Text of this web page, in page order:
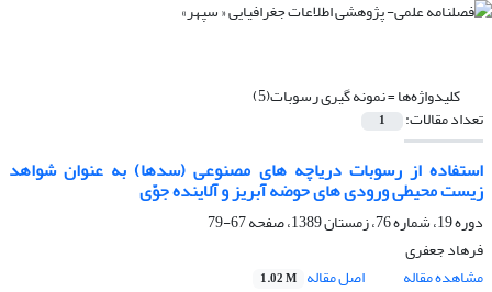
کلیدواژه‌ها =نمونه‏ گیرى رسوبات(5)
تعداد مقالات: 1
استفاده از رسوبات دریاچه ‏هاى مصنوعى (سدها) به عنوان شواهد
زیست محیطى ورودى‏ هاى حوضه آبریز و آلاینده جوّى
دوره 19، شماره 76، زمستان 1389، صفحه
67-79
فرهاد جعفری
مشاهده مقاله
اصل مقاله 1.02 M